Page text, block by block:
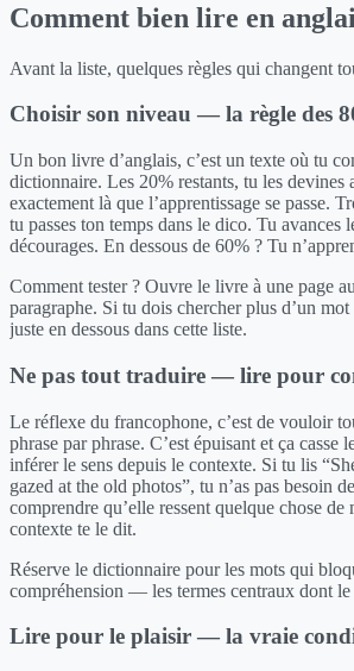
Comment bien lire en
Avant la liste, quelques règles qui changent
Choisir son niveau — la règle des
Un bon livre d’anglais, c’est un texte où tu
dictionnaire. Les 20% restants, tu les devines
exactement là que l’apprentissage se passe.
tu passes ton temps dans le dico. Tu avances
décourages. En dessous de 60% ? Tu
Comment tester ? Ouvre le livre à une page
paragraphe. Si tu dois chercher plus d’un
juste en dessous dans cette liste.
Ne pas tout traduire — lire pour
Le réflexe du francophone, c’est de vouloir
phrase par phrase. C’est épuisant et ça casse
inférer le sens depuis le contexte. Si tu lis
gazed at the old photos”, tu n’as pas besoin
comprendre qu’elle ressent quelque chose
contexte te le dit.
Réserve le dictionnaire pour les mots qui
compréhension — les termes centraux dont le
Lire pour le plaisir — la vraie